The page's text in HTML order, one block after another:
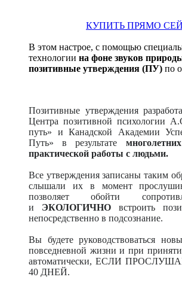
КУПИТЬ ПРЯМО
В этом настрое, с помощью
технологии на фоне звуков
позитивные утверждения (ПУ) по
Позитивные утверждения
Центра позитивной психологии
путь» и Канадской Академии
Путь» в результате
практической работы с людьми.
Все утверждения записаны таким
слышали их в момент
позволяет обойти
и ЭКОЛОГИЧНО встроить
непосредственно в подсознание.
Вы будете руководствоваться
повседневной жизни и при
автоматически, ЕСЛИ
40 ДНЕЙ.